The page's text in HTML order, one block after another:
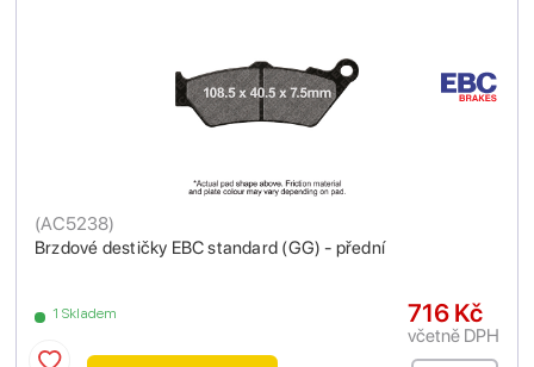
Brzdové destičky EBC standard (GG) - přední
(AC5238)
1 Skladem 716 Kč
včetně DPH